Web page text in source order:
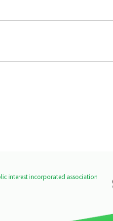
interest incorporated association